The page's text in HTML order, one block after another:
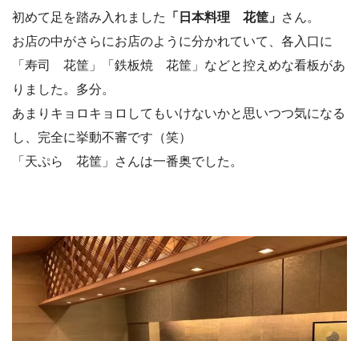
初めて足を踏み入れました 「日本料理 花筐」 さん。
お店の中がさらにお店のように分かれていて、各入口に
「寿司 花筐」「鉄板焼 花筐」などと控えめな看板があ
りました。多分。
あまりキョロキョロしてもいけないかと思いつつ気になる
し、完全に挙動不審です（笑）
「天ぷら 花筐」さんは一番奥でした。